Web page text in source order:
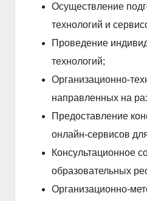
Осуществление
технологий и
Проведение
технологий;
Организационно-
направленных на
Предоставление
онлайн-сервисов
Консультационное
образовательных
Организационно-